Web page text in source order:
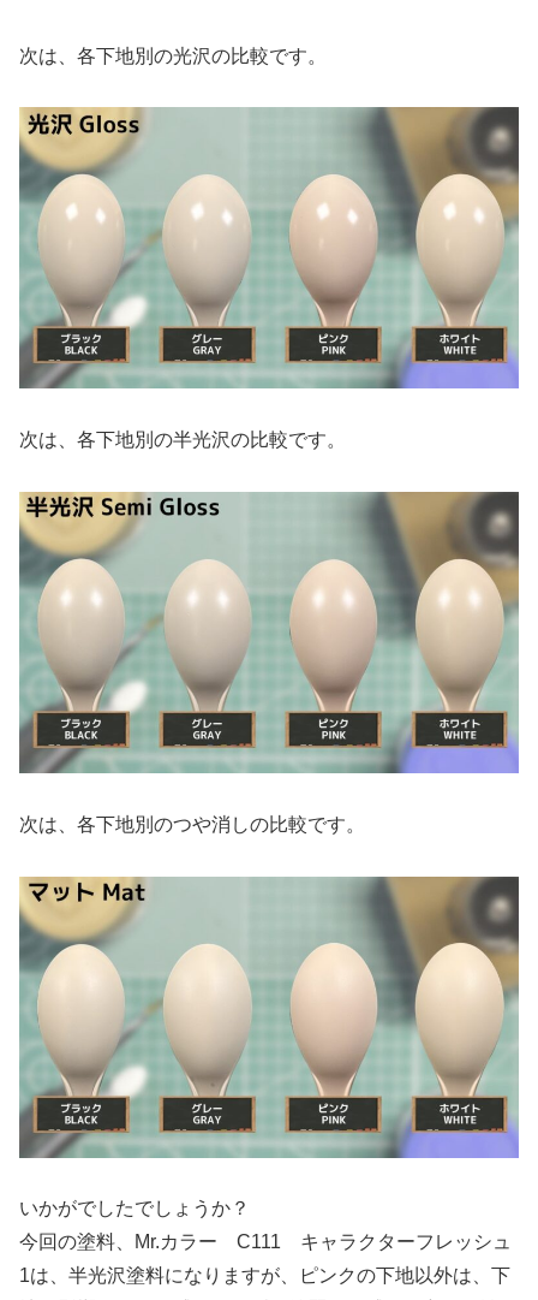
次は、各下地別の光沢の比較です。
次は、各下地別の半光沢の比較です。
次は、各下地別のつや消しの比較です。
いかがでしたでしょうか？
今回の塗料、Mr.カラー C111 キャラクターフレッシュ
1は、半光沢塗料になりますが、ピンクの下地以外は、下